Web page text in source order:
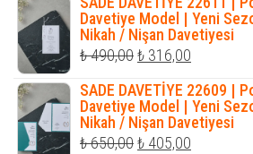
₺ 500,00.fiyat:
₺ 316,00.
Davetiye Model | Yeni
Nikah / Nişan Davetiyesi
₺490,00Orijinal
fiyat:
₺ 490,00.
₺ 316,00
fiyat:
₺ 316,00.
SADE DAVETİYE 22609 |
Davetiye Model | Yeni
Nikah / Nişan Davetiyesi
₺650,00Orijinal
₺ 405,00